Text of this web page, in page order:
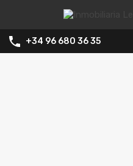
+34 96 680 36 35